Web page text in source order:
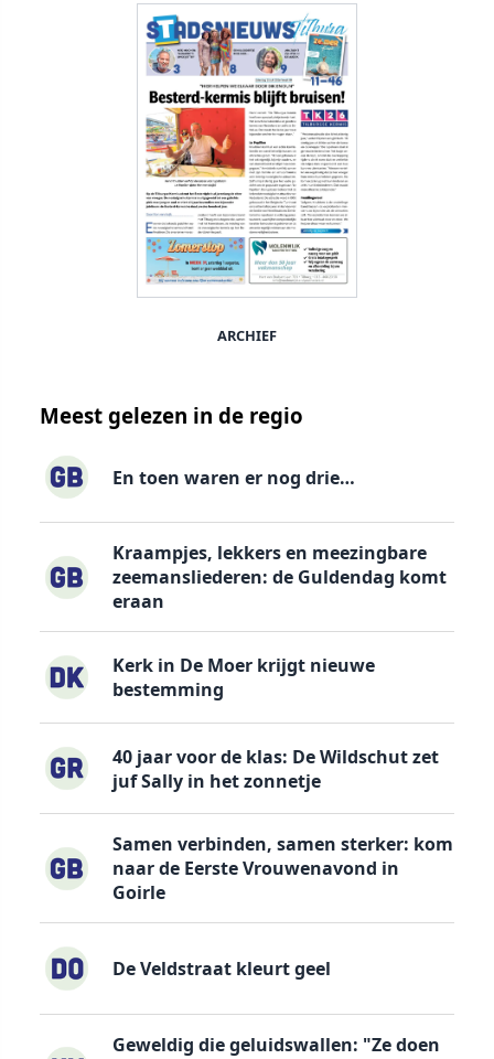
ARCHIEF
Meest gelezen in de regio
En toen waren er nog drie…
Kraampjes, lekkers en meezingbare
zeemansliederen: de Guldendag komt
eraan
Kerk in De Moer krijgt nieuwe
bestemming
40 jaar voor de klas: De Wildschut zet
juf Sally in het zonnetje
Samen verbinden, samen sterker: kom
naar de Eerste Vrouwenavond in
Goirle
De Veldstraat kleurt geel
Geweldig die geluidswallen: "Ze doen